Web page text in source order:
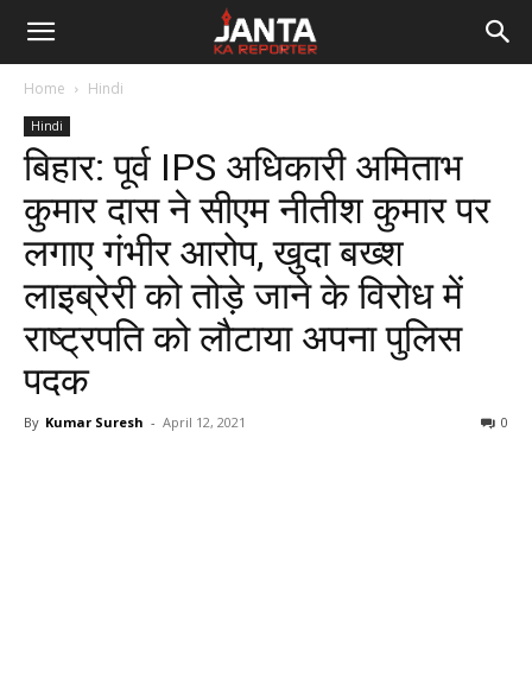
Janta
Reporter
Home Hindi
Hindi
बिहार: पूर्व IPS अधिकारी अमिताभ
कुमार दास ने सीएम नीतीश कुमार पर
लगाए गंभीर आरोप, खुदा बख्श
लाइब्रेरी को तोड़े जाने के विरोध में
राष्ट्रपति को लौटाया अपना पुलिस
पदक
By Kumar Suresh - April 12, 2021 0